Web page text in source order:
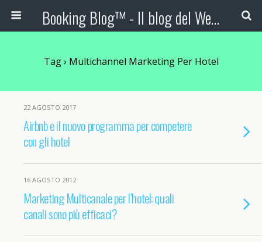
Booking Blog™ - Il blog del Web Marketing Turistico
Tag › Multichannel Marketing Per Hotel
22 AGOSTO 2017
Airbnb e il nuovo programma per competere
con gli hotel
16 AGOSTO 2012
Marketing Multicanale per l’hotel: quali
canali sono più efficaci?